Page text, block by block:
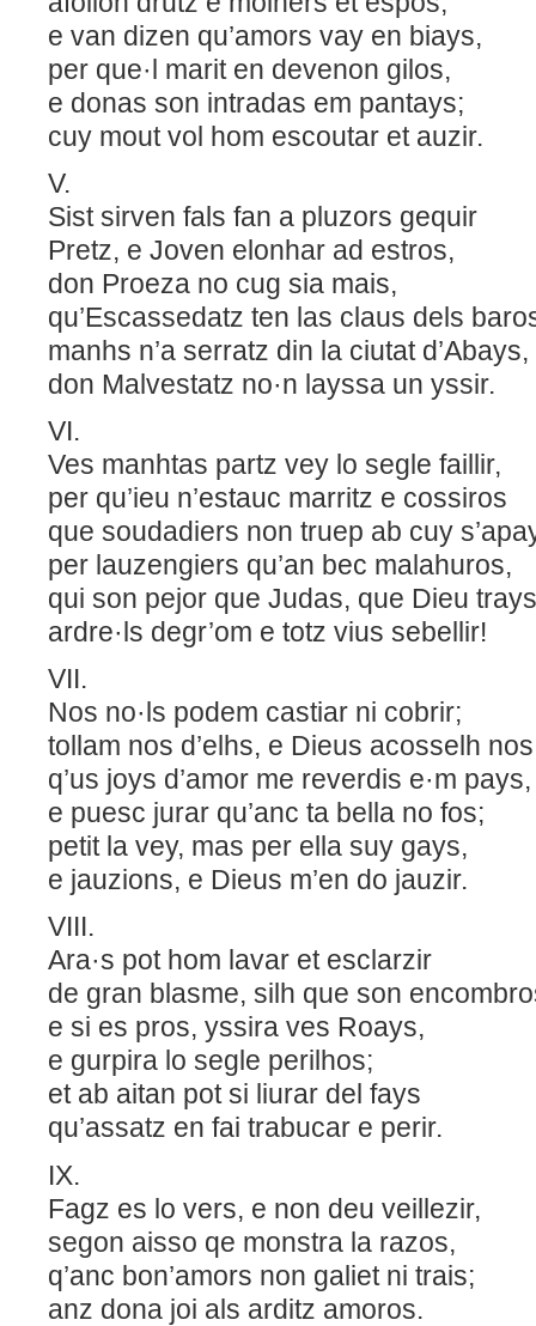
e van dizen qu’amors vay en biays,
per que·l marit en devenon gilos,
e donas son intradas em pantays;
cuy mout vol hom escoutar et auzir.
V.
Sist sirven fals fan a pluzors gequir
Pretz, e Joven elonhar ad estros,
don Proeza no cug sia mais,
qu’Escassedatz ten las claus dels
manhs n’a serratz din la ciutat d’Abays,
don Malvestatz no·n layssa un
VI.
Ves manhtas partz vey lo segle faillir,
per qu’ieu n’estauc marritz e cossiros
que soudadiers non truep ab cuy
per lauzengiers qu’an bec
qui son pejor que Judas, que Dieu
ardre·ls degr’om e totz vius sebellir!
VII.
Nos no·ls podem castiar ni cobrir;
tollam nos d’elhs, e Dieus acosselh
q’us joys d’amor me reverdis e·m
e puesc jurar qu’anc ta bella no fos;
petit la vey, mas per ella suy gays,
e jauzions, e Dieus m’en do jauzir.
VIII.
Ara·s pot hom lavar et esclarzir
de gran blasme, silh que son
e si es pros, yssira ves Roays,
e gurpira lo segle perilhos;
et ab aitan pot si liurar del fays
qu’assatz en fai trabucar e perir.
IX.
Fagz es lo vers, e non deu veillezir,
segon aisso qe monstra la razos,
q’anc bon’amors non galiet ni trais;
anz dona joi als arditz amoros.